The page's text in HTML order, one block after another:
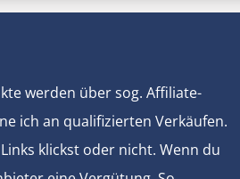
werden über sog. Affiliate-
ich an qualifizierten Verkäufen.
klickst oder nicht. Wenn du